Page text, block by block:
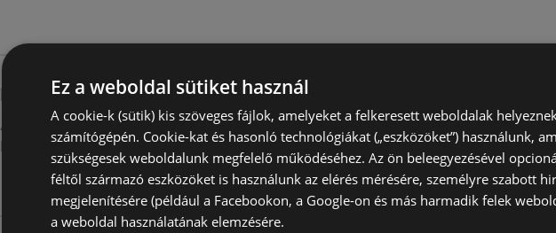
Brendon akciós
Akciós újság már nem érvényes
Lejárat dátuma: 2026.04.23
Ez a weboldal sütiket használ
A cookie-k (sütik) kis szöveges fájlok, amelyeket a felkeresett weboldalak
számítógépén. Cookie-kat és hasonló technológiákat („eszközöket”) használunk,
szükségesek weboldalunk megfelelő működéséhez. Az ön beleegyezésével
féltől származó eszközöket is használunk az elérés mérésére, személyre szabott
megjelenítésére (például a Facebookon, a Google-on és más harmadik felek
a weboldal használatának elemzésére.